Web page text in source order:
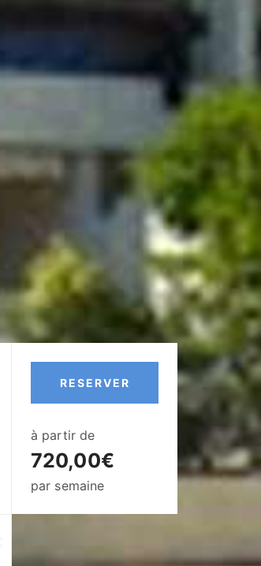
RESERVER
à partir de
720,00€
par semaine